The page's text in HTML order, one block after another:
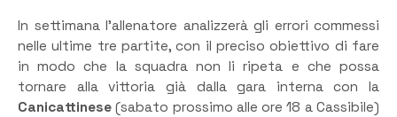
In settimana l’allenatore analizzerà gli errori commessi
nelle ultime tre partite, con il preciso obiettivo di fare
in modo che la squadra non li ripeta e che possa
tornare alla vittoria già dalla gara interna con la
Canicattinese (sabato prossimo alle ore 18 a Cassibile)